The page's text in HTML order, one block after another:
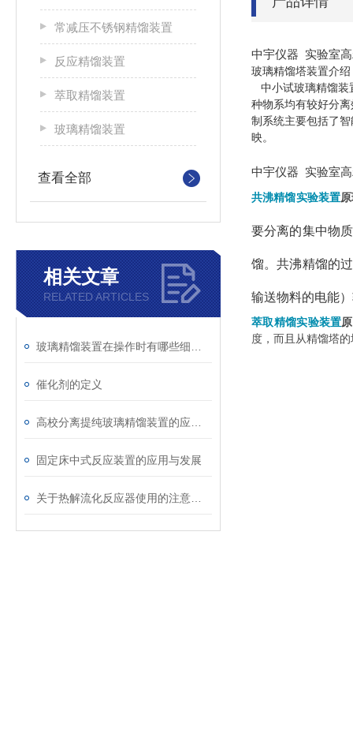
常减压不锈钢精馏装置
反应精馏装置
萃取精馏装置
玻璃精馏装置
查看全部
相关文章
RELATED ARTICLES
催化剂的定义
固定床中式反应装置的应用与发展
中宇仪器 实验室
玻璃精馏塔装置介绍
中小试玻璃精馏装
种物系均有较好分
制系统主要包括了
映。
中宇仪器 实验室
共沸精馏实验装置
要分离的集中物
馏。共沸精馏的
输送物料的电能
萃取精馏实验装置
度，而且从精馏塔